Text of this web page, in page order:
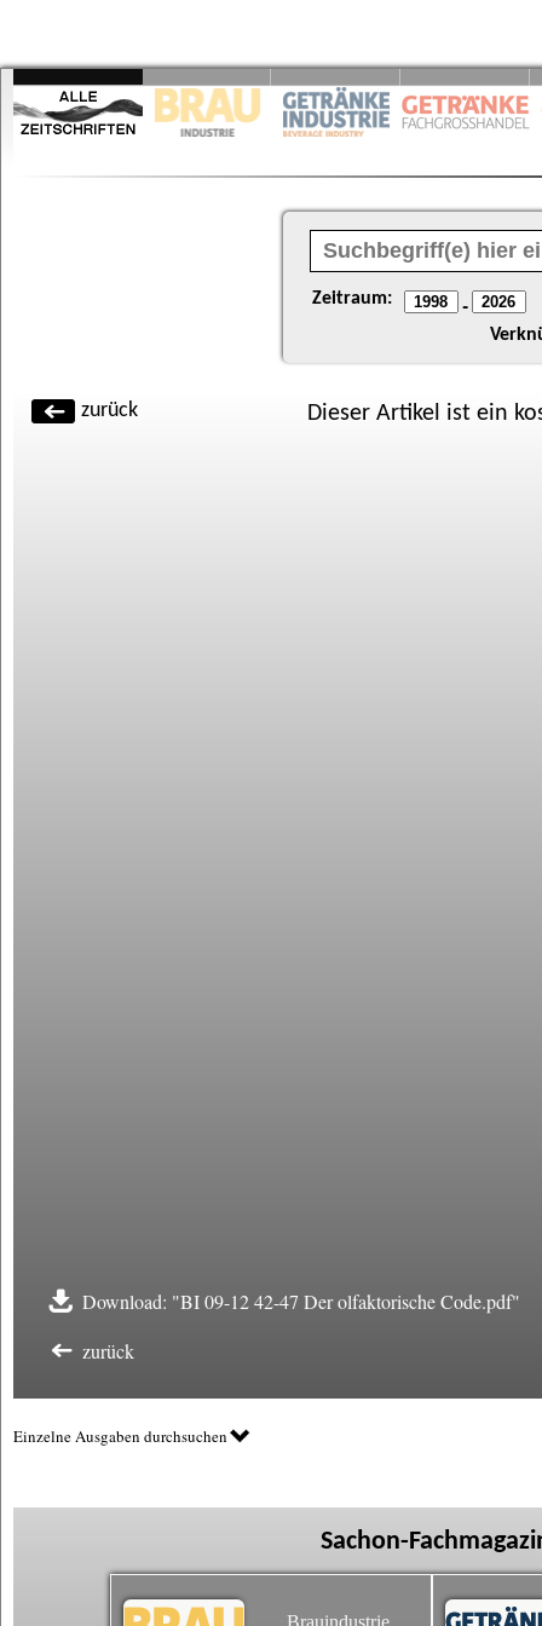
Zeitraum: -
zurück Dieser Artikel ist ein
Download: "BI 09-12 42-47 Der olfaktorische Code.pdf"
zurück
Einzelne Ausgaben durchsuchen
Sachon-
Brauindustrie